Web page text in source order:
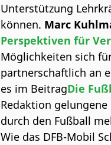
Unterstützung
können. Marc
Perspektiven für
Möglichkeiten sich
partnerschaftlich an
es im BeitragDie
Redaktion
durch den Fußball
Wie das DFB-Mobil